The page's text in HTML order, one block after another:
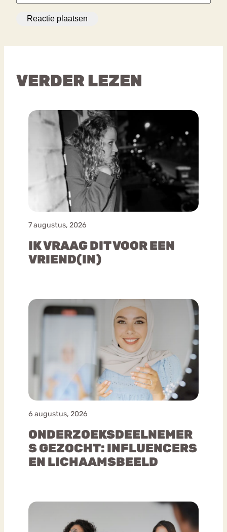
VERDER LEZEN
7 augustus, 2026
IK VRAAG DIT VOOR EEN
VRIEND(IN)
6 augustus, 2026
ONDERZOEKSDEELNEMER
S GEZOCHT: INFLUENCERS
EN LICHAAMSBEELD